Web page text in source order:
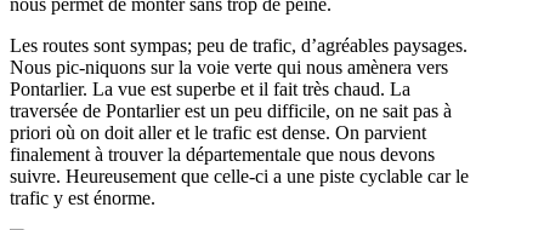
nous permet de monter sans trop de peine.
Les routes sont sympas; peu de trafic, d’agréables paysages.
Nous pic-niquons sur la voie verte qui nous amènera vers
Pontarlier. La vue est superbe et il fait très chaud. La
traversée de Pontarlier est un peu difficile, on ne sait pas à
priori où on doit aller et le trafic est dense. On parvient
finalement à trouver la départementale que nous devons
suivre. Heureusement que celle-ci a une piste cyclable car le
trafic y est énorme.